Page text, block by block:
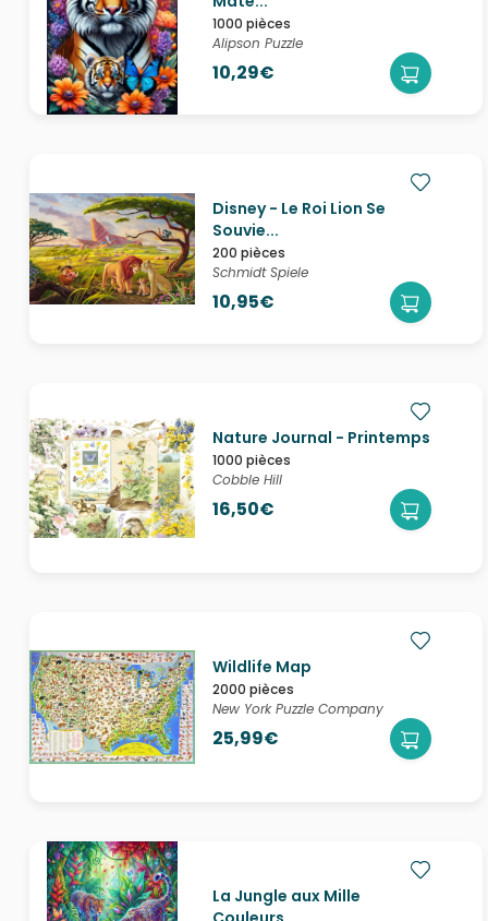
1000 pièces
Alipson Puzzle
10,29€
Disney - Le Roi Lion Se
Souvie...
200 pièces
Schmidt Spiele
10,95€
Nature Journal - Printemps
1000 pièces
Cobble Hill
16,50€
Wildlife Map
2000 pièces
New York Puzzle Company
25,99€
La Jungle aux Mille